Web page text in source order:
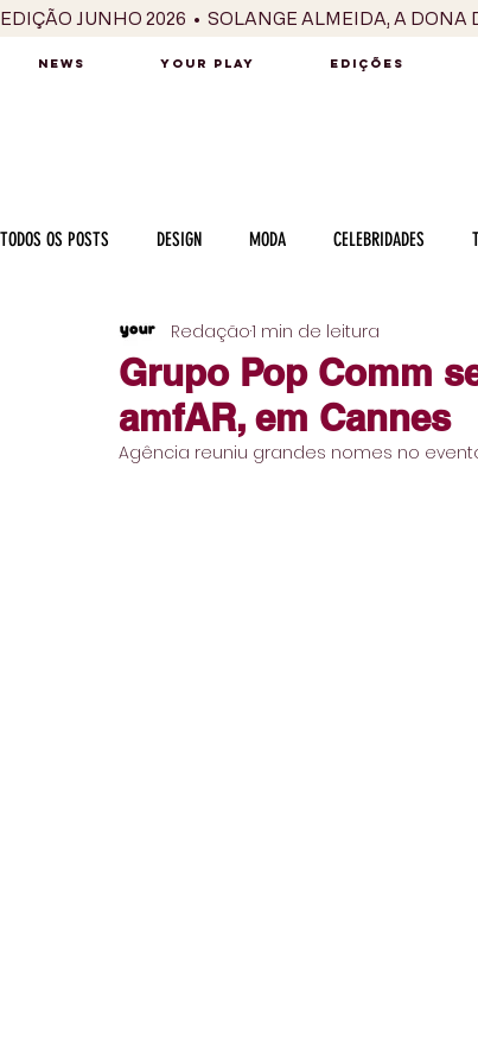
EDIÇÃO JUNHO 2026  •  SOLANGE ALMEIDA, A DONA
NEWS YOUR PLAY EDIÇÕES
TODOS OS POSTS DESIGN MODA CELEBRIDADES
MÚSICA SÉRIES / TV INTERNACIONAL
CULINÁRIA PESSOAS CARREIRA
Grupo Pop Comm
amfAR, em Cannes
Redação1 min de leitura
Agência reuniu grandes nomes no